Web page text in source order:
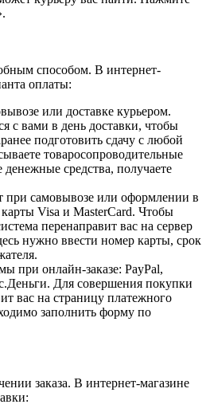
способом. В интернет-
оплаты:
или доставке курьером.
с вами в день доставки, чтобы
подготовить сдачу с любой
товаросопроводительные
средства, получаете
при самовывозе или оформлении в
Visa и MasterCard. Чтобы
перенаправит вас на сервер
нужно ввести номер карты, срок
при онлайн-заказе: PayPal,
Для совершения покупки
вас на страницу платежного
заполнить форму по
заказа. В интернет-магазине